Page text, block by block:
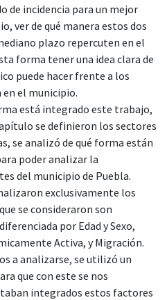
de incidencia para un mejor
ver de qué manera estos dos
plazo repercuten en el
forma tener una idea clara de
puede hacer frente a los
el municipio.
está integrado este trabajo,
se definieron los sectores
se analizó de qué forma están
poder analizar la
del municipio de Puebla.
exclusivamente los
se consideraron son
por Edad y Sexo,
Activa, y Migración.
a analizarse, se utilizó un
que con este se nos
integrados estos factores